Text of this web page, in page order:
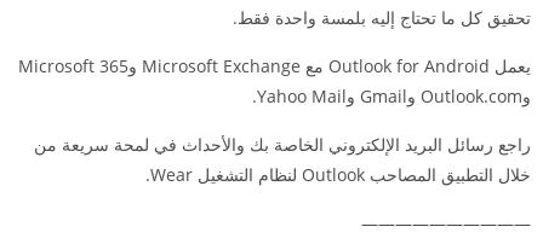
تحقيق كل ما تحتاج إليه بلمسة واحدة فقط.
يعمل Outlook for Android مع Microsoft Exchange وMicrosoft 365
وOutlook.com وGmail وYahoo Mail.
راجع رسائل البريد الإلكتروني الخاصة بك والأحداث في لمحة سريعة من
خلال التطبيق المصاحب Outlook لنظام التشغيل Wear.
——————————